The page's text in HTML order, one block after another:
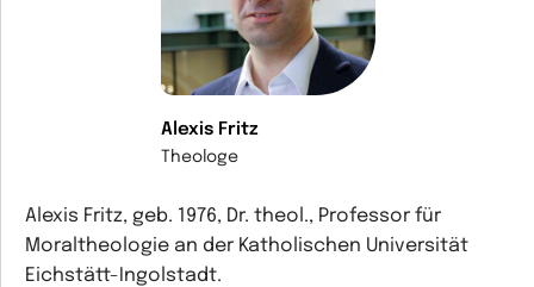
Alexis Fritz
Theologe
Alexis Fritz, geb. 1976, Dr. theol., Professor für
Moraltheologie an der Katholischen Universität
Eichstätt-Ingolstadt.